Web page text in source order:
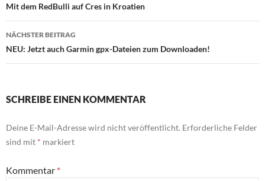
Mit dem RedBulli auf Cres in Kroatien
NÄCHSTER BEITRAG
NEU: Jetzt auch Garmin gpx-Dateien zum Downloaden!
SCHREIBE EINEN KOMMENTAR
Deine E-Mail-Adresse wird nicht veröffentlicht. Erforderliche Felder
sind mit * markiert
Kommentar *